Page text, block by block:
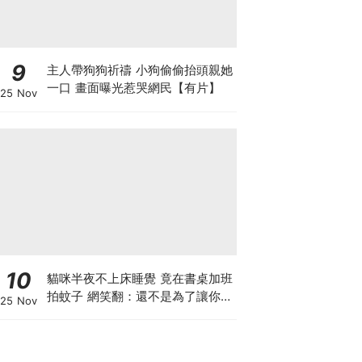
9
25 Nov
主人帶狗狗祈禱 小狗偷偷抬頭親她
一口 畫面曝光惹哭網民【有片】
10
25 Nov
貓咪半夜不上床睡覺 竟在書桌加班
拍蚊子 網笑翻：還不是為了讓你睡